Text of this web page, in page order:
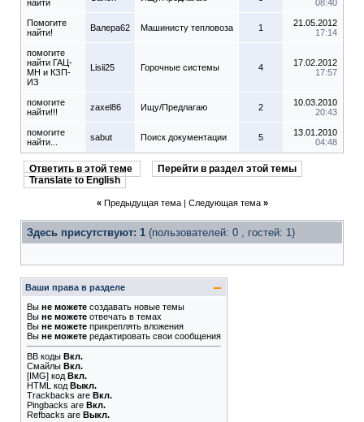
найти
08:40
Помогите
найти!
Валера62 Машинисту тепловоза 1
21.05.2012
17:14
помогите
найти ГАЦ-
МН и КЗП-
ИЗ
Lisii25 Горочные системы 4
17.02.2012
17:57
помогите
найти!!!
zaxel86 Ищу/Предлагаю 2
10.03.2010
20:43
помогите
найти...
sabut Поиск документации 5
13.01.2010
04:48
Ответить в этой теме
Перейти в раздел этой темы
Translate to English
« Предыдущая тема| Следующая тема »
Здесь присутствуют: 1 (пользователей: 0 , гостей: 1)
Ваши права в разделе
Вы не можете создавать новые темы
Вы не можете отвечать в темах
Вы не можете прикреплять вложения
Вы не можете редактировать свои сообщения
BB коды Вкл.
Смайлы Вкл.
[IMG] код Вкл.
HTML код Выкл.
Trackbacks are Вкл.
Pingbacks are Вкл.
Refbacks are Выкл.